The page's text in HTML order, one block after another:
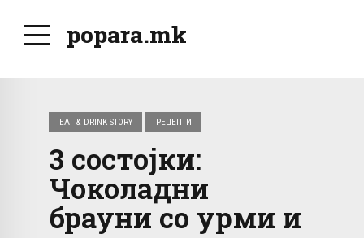
popara.mk
EAT & DRINK STORY РЕЦЕПТИ
3 состојки:
Чоколадни
брауни со урми и